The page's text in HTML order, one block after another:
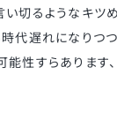
い切るようなキツ
時代遅れになりつ
性すらあります、